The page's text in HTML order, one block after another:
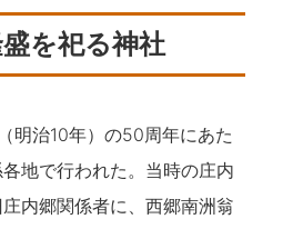
を祀る神社
明治10年）の50周年にあた
地で行われた。当時の庄内
内郷関係者に、西郷南洲翁